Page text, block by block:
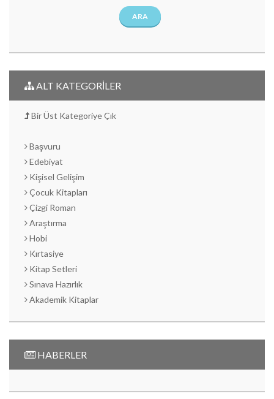
ARA
ALT KATEGORİLER
Bir Üst Kategoriye Çık
Başvuru
Edebiyat
Kişisel Gelişim
Çocuk Kitapları
Çizgi Roman
Araştırma
Hobi
Kırtasiye
Kitap Setleri
Sınava Hazırlık
Akademik Kitaplar
HABERLER